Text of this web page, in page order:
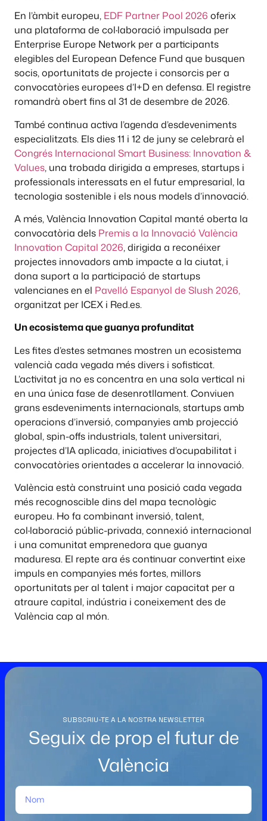
En l’àmbit europeu, EDF Partner Pool 2026 oferix
una plataforma de col·laboració impulsada per
Enterprise Europe Network per a participants
elegibles del European Defence Fund que busquen
socis, oportunitats de projecte i consorcis per a
convocatòries europees d’I+D en defensa. El registre
romandrà obert fins al 31 de desembre de 2026.
També continua activa l’agenda d’esdeveniments
especialitzats. Els dies 11 i 12 de juny se celebrarà el
Congrés Internacional Smart Business: Innovation &
Values, una trobada dirigida a empreses, startups i
professionals interessats en el futur empresarial, la
tecnologia sostenible i els nous models d’innovació.
A més, València Innovation Capital manté oberta la
convocatòria dels Premis a la Innovació València
Innovation Capital 2026, dirigida a reconéixer
projectes innovadors amb impacte a la ciutat, i
dona suport a la participació de startups
valencianes en el Pavelló Espanyol de Slush 2026,
organitzat per ICEX i Red.es.
Un ecosistema que guanya profunditat
Les fites d’estes setmanes mostren un ecosistema
valencià cada vegada més divers i sofisticat.
L’activitat ja no es concentra en una sola vertical ni
en una única fase de desenrotllament. Conviuen
grans esdeveniments internacionals, startups amb
operacions d’inversió, companyies amb projecció
global, spin-offs industrials, talent universitari,
projectes d’IA aplicada, iniciatives d’ocupabilitat i
convocatòries orientades a accelerar la innovació.
València està construint una posició cada vegada
més recognoscible dins del mapa tecnològic
europeu. Ho fa combinant inversió, talent,
col·laboració públic-privada, connexió internacional
i una comunitat emprenedora que guanya
maduresa. El repte ara és continuar convertint eixe
impuls en companyies més fortes, millors
oportunitats per al talent i major capacitat per a
atraure capital, indústria i coneixement des de
València cap al món.
SUBSCRIU-TE A LA NOSTRA NEWSLETTER
Seguix de prop el futur de
València